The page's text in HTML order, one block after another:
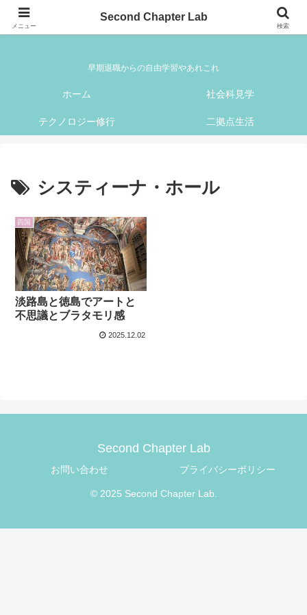
Second Chapter Lab
早期退職からの自由学習やあれこれ
ホーム 社会科見学
テクノロジー修行 二拠点生活
システィーナ・ホール
四国
淡路島と徳島でアートと
不思議とブラタモリ感
2025.12.02
Second Chapter Lab
お問い合わせ プライバシーポリシー
© 2025 Second Chapter Lab.
メニュー
Second Chapter Lab
検索